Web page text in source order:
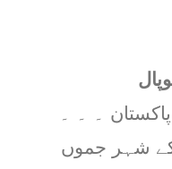
۔ ۔ ۔
شہر جموں